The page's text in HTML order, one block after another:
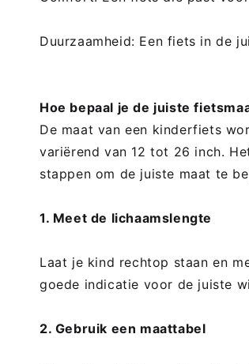
Duurzaamheid: Een fiets in de
Hoe bepaal je de juiste
De maat van een kinderfiets
variërend van 12 tot 26 inch.
stappen om de juiste maat te
1. Meet de lichaamslengte
Laat je kind rechtop staan en
goede indicatie voor de juiste
2. Gebruik een maattabel